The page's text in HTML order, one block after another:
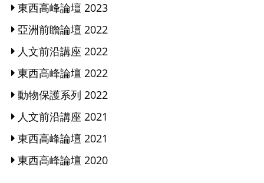
東西高峰論壇 2023
亞洲前瞻論壇 2022
人文前沿講座 2022
東西高峰論壇 2022
動物保護系列 2022
人文前沿講座 2021
東西高峰論壇 2021
東西高峰論壇 2020